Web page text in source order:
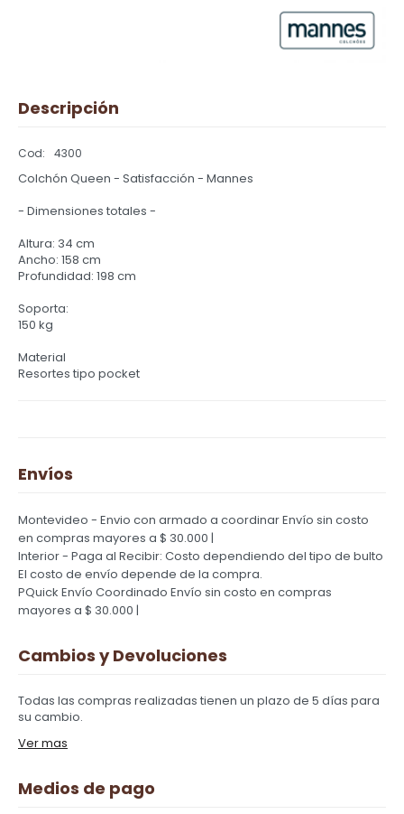
Descripción
4300
Colchón Queen - Satisfacción - Mannes
- Dimensiones totales -
Altura: 34 cm
Ancho: 158 cm
Profundidad: 198 cm
Soporta:
150 kg
Material
Resortes tipo pocket
Envíos
Montevideo - Envio con armado a coordinarEnvío sin costo
en compras mayores a $ 30.000 |
Interior - Paga al Recibir: Costo dependiendo del tipo de bulto
El costo de envío depende de la compra.
PQuick Envío Coordinado Envío sin costo en compras
mayores a $ 30.000 |
Cambios y Devoluciones
Todas las compras realizadas tienen un plazo de 5 días para
su cambio.
Ver mas
Medios de pago